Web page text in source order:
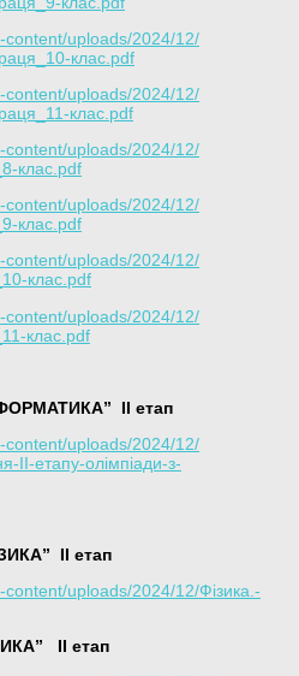
uploads/2024/12/
клас.pdf
uploads/2024/12/
клас.pdf
uploads/2024/12/
клас.pdf
uploads/2024/12/
клас.pdf
uploads/2024/12/
клас.pdf
uploads/2024/12/
клас.pdf
ІІ етап
uploads/2024/12/
етапу-олімпіади-з-
ІІ етап
uploads/2024/12/Фізика.-
ІІ етап